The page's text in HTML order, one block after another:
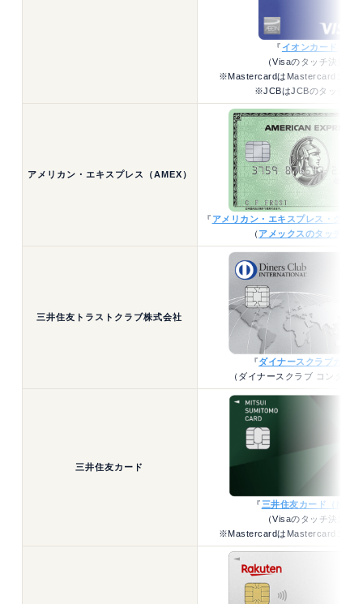
『 イオンカード
（Visaのタッチ決済）
※MastercardはMastercardコン
※JCBはJCBのタッチ決
アメリカン・エキスプレス（AMEX）
『 アメリカン・エキスプレス・グリ
（ アメックスのタッチ決済
三井住友トラストクラブ株式会社
『ダイナースクラブカード
（ダイナースクラブ コンタク
三井住友カード
『 三井住友カード（NL）
（Visaのタッチ決済）
※MastercardはMastercardコン